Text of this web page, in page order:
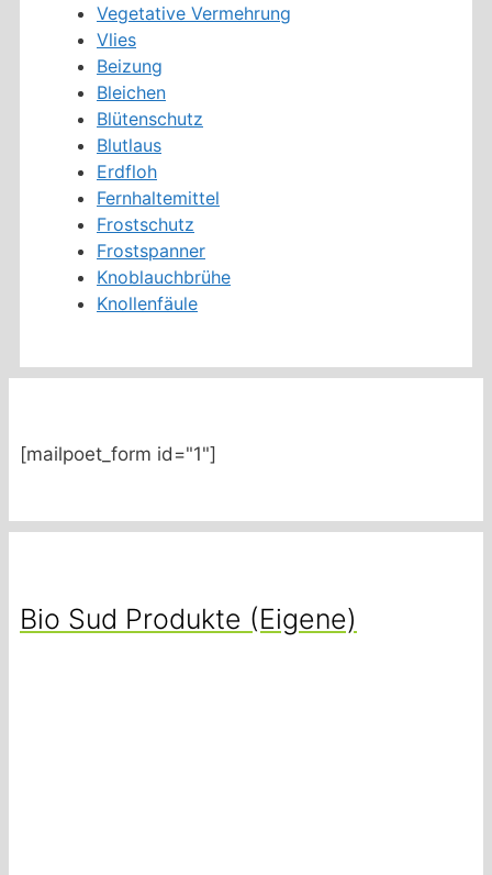
Vegetative Vermehrung
Vlies
Beizung
Bleichen
Blütenschutz
Blutlaus
Erdfloh
Fernhaltemittel
Frostschutz
Frostspanner
Knoblauchbrühe
Knollenfäule
[mailpoet_form id="1"]
Bio Sud Produkte (Eigene)